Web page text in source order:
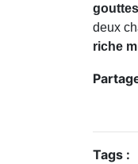
deux
riche
Tags :